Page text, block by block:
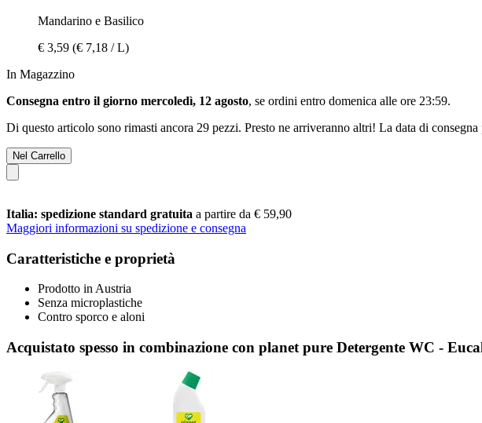
Mandarino e Basilico
€ 3,59 (€ 7,18 / L)
In Magazzino
Consegna entro il giorno mercoledì, 12 agosto, se ordini entro domenica alle ore 23:59.
Di questo articolo sono rimasti ancora 29 pezzi. Presto ne arriveranno altri! La data di
Nel Carrello
Italia: spedizione standard gratuita a partire da € 59,90
Maggiori informazioni su spedizione e consegna
Caratteristiche e proprietà
Prodotto in Austria
Senza microplastiche
Contro sporco e aloni
Acquistato spesso in combinazione con planet pure Detergente WC -